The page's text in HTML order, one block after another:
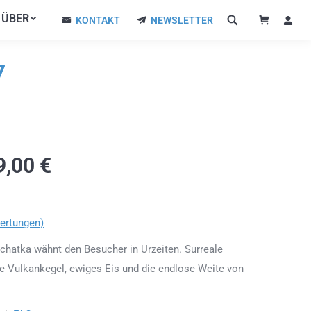
ÜBER KONTAKT NEWSLETTER
€
wähnt den Besucher in Urzeiten. Surreale
Vulkankegel, ewiges Eis und die endlose Weite von
ÜBER KONTAKT NEWSLETTER